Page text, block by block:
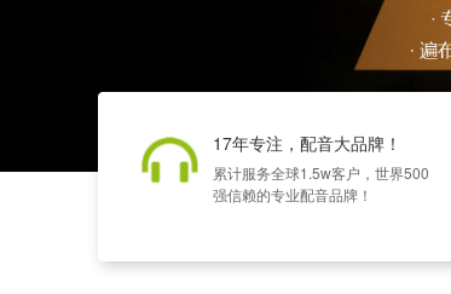
17年专注，配音大品牌！
累计服务全球1.5w客户，世界500
强信赖的专业配音品牌！